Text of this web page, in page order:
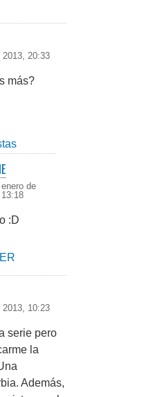
2013, 20:33
más?
de
:D
2013, 10:23
serie pero
la
Además,